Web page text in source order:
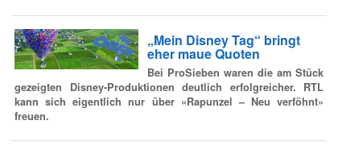
„Mein Disney Tag“ bringt
eher maue Quoten
Bei ProSieben waren die am Stück
gezeigten Disney-Produktionen deutlich erfolgreicher. RTL
kann sich eigentlich nur über «Rapunzel – Neu verföhnt»
freuen.